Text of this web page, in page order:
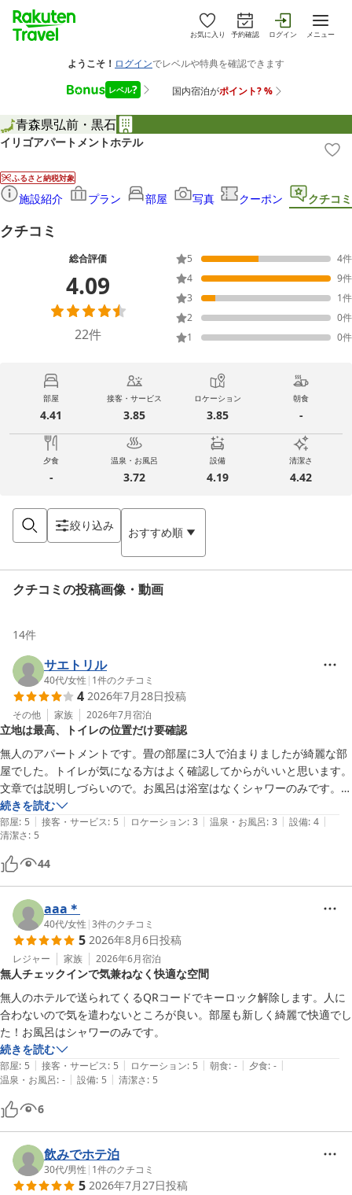
お気に入り 予約確認 ログイン メニュー
青森県弘前・黒石
イリゴアパートメントホテル
ふるさと納税対象
施設紹介 プラン 部屋 写真 クーポン クチコミ
クチコミ
総合評価
4.09
22件
5 4件
4
9件
3
1件
2
0件
1
0件
部屋
4.41
接客・サービス
3.85
ロケーション
3.85
朝食
-
夕食
-
温泉・お風呂
3.72
設備
4.19
清潔さ
4.42
絞り込み おすすめ順
クチコミの投稿画像・動画
14件
サエトリル
40代/女性 | 1件のクチコミ
4 2026年7月28日投稿
その他 家族 2026年7月宿泊
立地は最高、トイレの位置だけ要確認
無人のアパートメントです。畳の部屋に3人で泊まりましたが綺麗な部
屋でした。トイレが気になる方はよく確認してからがいいと思います。
文章では説明しづらいので。お風呂は浴室はなくシャワーのみです。気
になるのはトイレの位置だけで、それ以外は大満足でした。ベッドの部
屋も気になるので次回はベッドの部屋に泊まりたいです。観光地まで徒
歩圏内なので立地も最高です。
続きを読む
部屋: 5 | 接客・サービス: 5 | ロケーション: 3 | 温泉・お風呂: 3 | 設備: 4 |
清潔さ: 5
44
aaa＊
40代/女性 |3件のクチコミ
5 2026年8月6日投稿
レジャー 家族 2026年6月宿泊
無人チェックインで気兼ねなく快適な空間
無人のホテルで送られてくるQRコードでキーロック解除します。人に
合わないので気を遣わないところが良い。部屋も新しく綺麗で快適でし
た！お風呂はシャワーのみです。
続きを読む
部屋: 5 | 接客・サービス: 5 | ロケーション: 5 | 朝食: - | 夕食: - |
温泉・お風呂: - | 設備: 5 | 清潔さ: 5
6
飲みでホテ泊
30代/男性 | 1件のクチコミ
5 2026年7月27日投稿